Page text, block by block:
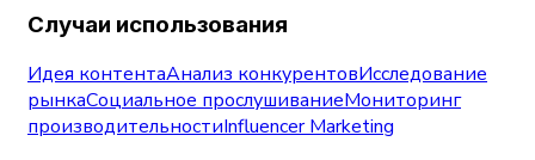
Случаи использования
Идея контентаАнализ конкурентовИсследование
рынкаСоциальное прослушиваниеМониторинг
производительностиInfluencer Marketing